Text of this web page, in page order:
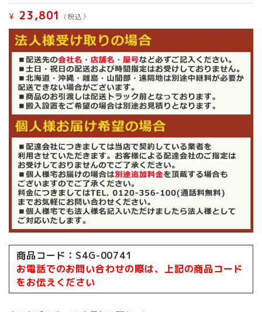
¥ 23,801 (税込）
商品コード：S4G-00741
お電話でのお問い合わせの際は、上記の商品コード
をお伝えください